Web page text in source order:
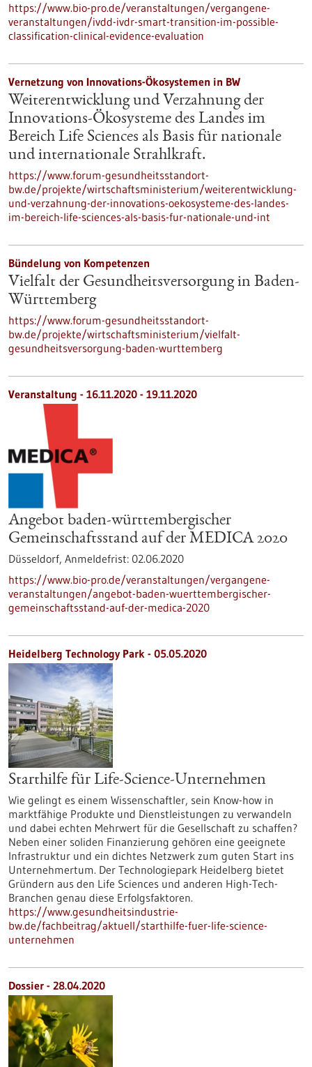
https://www.bio-pro.de/veranstaltungen/vergangene-
veranstaltungen/ivdd-ivdr-smart-transition-im-possible-
classification-clinical-evidence-evaluation
Vernetzung von Innovations-Ökosystemen in BW
Weiterentwicklung und Verzahnung der
Innovations-Ökosysteme des Landes im
Bereich Life Sciences als Basis für nationale
und internationale Strahlkraft.
https://www.forum-gesundheitsstandort-
bw.de/projekte/wirtschaftsministerium/weiterentwicklung-
und-verzahnung-der-innovations-oekosysteme-des-landes-
im-bereich-life-sciences-als-basis-fur-nationale-und-int
Bündelung von Kompetenzen
Vielfalt der Gesundheitsversorgung in Baden-
Württemberg
https://www.forum-gesundheitsstandort-
bw.de/projekte/wirtschaftsministerium/vielfalt-
gesundheitsversorgung-baden-wurttemberg
Veranstaltung - 16.11.2020 - 19.11.2020
Angebot baden-württembergischer
Gemeinschaftsstand auf der MEDICA 2020
Düsseldorf, Anmeldefrist: 02.06.2020
https://www.bio-pro.de/veranstaltungen/vergangene-
veranstaltungen/angebot-baden-wuerttembergischer-
gemeinschaftsstand-auf-der-medica-2020
Heidelberg Technology Park - 05.05.2020
Starthilfe für Life-Science-Unternehmen
Wie gelingt es einem Wissenschaftler, sein Know-how in
marktfähige Produkte und Dienstleistungen zu verwandeln
und dabei echten Mehrwert für die Gesellschaft zu schaffen?
Neben einer soliden Finanzierung gehören eine geeignete
Infrastruktur und ein dichtes Netzwerk zum guten Start ins
Unternehmertum. Der Technologiepark Heidelberg bietet
Gründern aus den Life Sciences und anderen High-Tech-
Branchen genau diese Erfolgsfaktoren.
https://www.gesundheitsindustrie-
bw.de/fachbeitrag/aktuell/starthilfe-fuer-life-science-
unternehmen
Dossier - 28.04.2020